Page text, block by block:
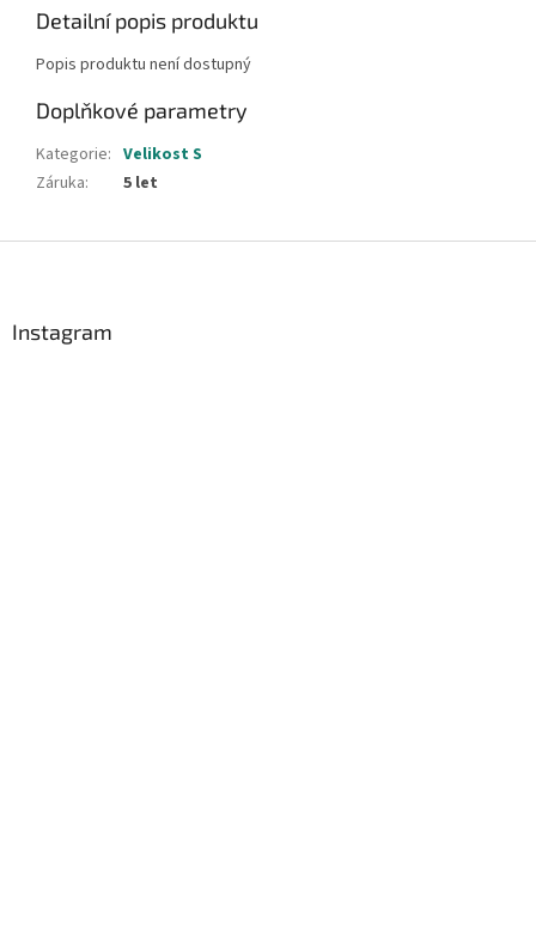
Detailní popis produktu
Popis produktu není dostupný
Doplňkové parametry
Kategorie: Velikost S
Záruka: 5 let
Instagram